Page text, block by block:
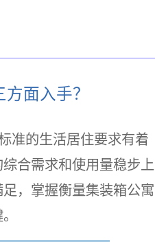
面入手？
准的生活居住要求有着
合需求和使用量稳步上
，掌握衡量集装箱公寓